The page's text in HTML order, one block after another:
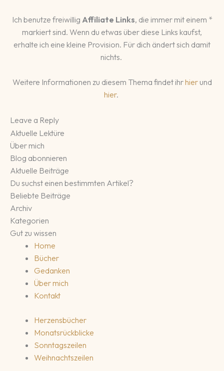
Ich benutze freiwillig Affiliate Links, die immer mit einem *
markiert sind. Wenn du etwas über diese Links kaufst,
erhalte ich eine kleine Provision. Für dich ändert sich damit
nichts.
Weitere Informationen zu diesem Thema findet ihrhierund
hier.
Leave a Reply
Aktuelle Lektüre
Über mich
Blog abonnieren
Aktuelle Beiträge
Du suchst einen bestimmten Artikel?
Beliebte Beiträge
Archiv
Kategorien
Gut zu wissen
Home
Bücher
Gedanken
Über mich
Kontakt
Herzensbücher
Monatsrückblicke
Sonntagszeilen
Weihnachtszeilen